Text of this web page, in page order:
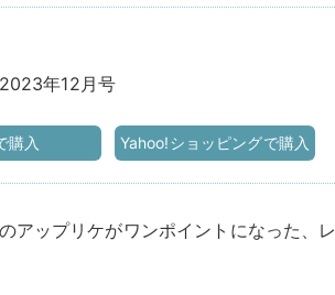
年12月号
購入 Yahoo!ショッピングで購入
アップリケがワンポイントになった、レ